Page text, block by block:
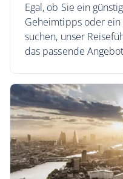
Egal, ob Sie ein
Geheimtipps oder
suchen, unser
das passende